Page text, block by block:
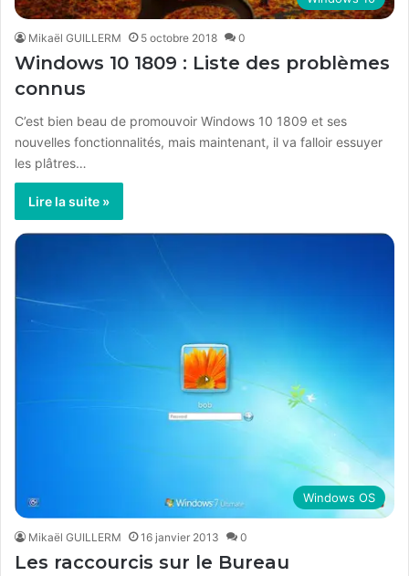
Mikaël GUILLERM 5 octobre 2018 0
Windows 10 1809 : Liste des problèmes
connus
C’est bien beau de promouvoir Windows 10 1809 et ses
nouvelles fonctionnalités, mais maintenant, il va falloir essuyer
les plâtres…
Lire la suite »
Windows OS
Mikaël GUILLERM 16 janvier 2013 0
Les raccourcis sur le Bureau